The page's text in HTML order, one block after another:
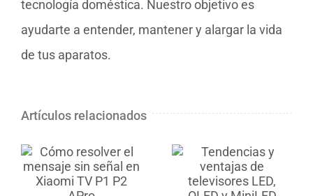
tecnología doméstica. Nuestro objetivo es
ayudarte a entender, mantener y alargar la vida
de tus aparatos.
Artículos relacionados